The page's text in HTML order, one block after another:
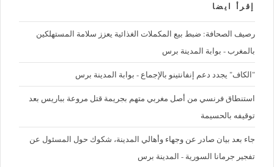
إقرأ ايضا
رصيف الصحافة: ضبط بيع المكملات الغذائية يعزز سلامة المستهلكين
بالمغرب - بوابة المدينة برس
"الكاف" يجدد دعم إنفانتينو بالإجماع - بوابة المدينة برس
استنطاق فرنسي من أصل مغربي متهم بجريمة قتل مروعة بباريس بعد
توقيفه بالحسيمة
جاء بعد بيان صادر عن وجهاء وأهالي المدينة، شكوك حول المسئول عن
تفجير جرمانا السورية - المدينة برس